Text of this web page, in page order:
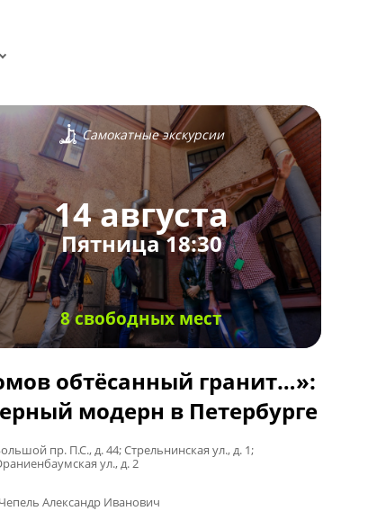
Самокатные экскурсии
14 августа
Пятница 18:30
8 свободных мест
обтёсанный гранит…»:
модерн в Петербурге
пр. П.С., д. 44; Стрельнинская ул., д. 1;
ул., д. 2
Чепель Александр Иванович